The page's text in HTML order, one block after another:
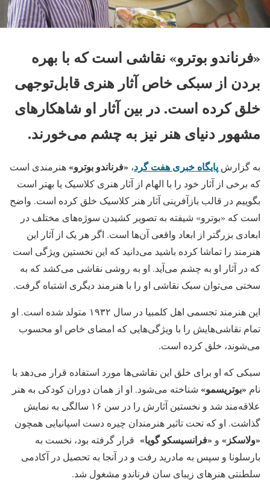
«فرناندو بوترو»‌ نقاشی است که با بهره
بردن از سبکی خاص آثار هنری قابل‌توجهی
خلق کرده است. در بین آثار او شاهکارهای
مشهور دنیای هنر نیز به چشم می‌خورند.
به گزارش پایگاه خبری هفت گرد، «فرناندو بوترو»‌هنرمندی است
که برخی از آثار خود را با الهام از آثار هنری کلاسیک یا بهتر است
بگوییم در قالب بازآفرینی آثار هنر کلاسیک خلق کرده است. واضح
است که «بوترو» شیفته به تصویر کشیدن سوژه‌های مختلف در
ابعادی بزرگتر از ابعاد واقعی‌ آن‌‍‌ها است. اگر هر یک از آثار این
هنرمند را تماشا کرده باشید می‌دانید که این نخستین‌ ویژگی است
که در آثار او به چشم می‌آید. او به روشی نقاشی می‌کشد که به
سختی می‌توان سبک نقاشی او را با هنرمند دیگری اشتباه گرفت.
این هنرمند تجسمی اهل کلمبیا در سال ۱۹۳۲ متولد شده است. او
تمام نقاشی‌هایش را با ویژگی‌هایی که امضای خاص او محسوب
می‌شوند،‌ خلق کرده است.
سبکی که او برای خلق این نقاشی‌ها مورد استفاده قرار می‌دهد با
نام «بوتریسمو»‌ شناخته می‌شود. او از همان دوران کودکی به هنر
علاقه‌مند شد و نخستین آثارش را در سن ۱۶ سالگی به نمایش
گذاشت. او که تحت تاثیر هنرمندان چیره دست اسپانیایی همچون
«ولاسکز»‌ و «فرانسیسکو گویا»‌ قرار گرفته بود، نخست به
بارسلونا و سپس به مادرید رفت و در آنجا به تحصیل در آکادمی
سلطنتی هنرهای زیبای سان فرناندو مشغول شد.